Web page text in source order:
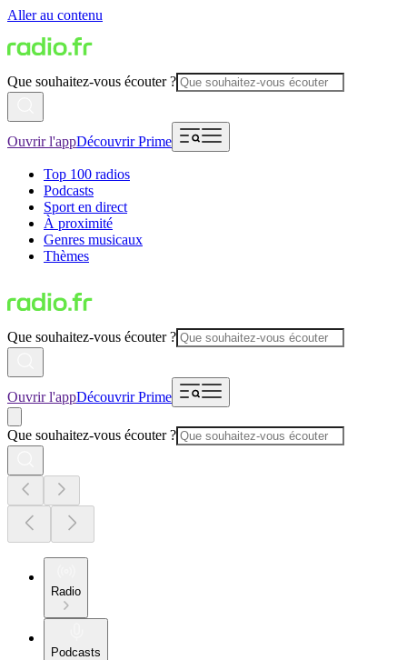
Aller au contenu
Que souhaitez-vous écouter ?
Ouvrir l'appDécouvrir Prime
Top 100 radios
Podcasts
Sport en direct
À proximité
Genres musicaux
Thèmes
Que souhaitez-vous écouter ?
Ouvrir l'appDécouvrir Prime
Que souhaitez-vous écouter ?
Radio
Podcasts